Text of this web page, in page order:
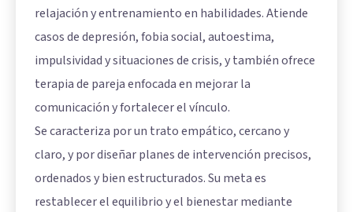
relajación y entrenamiento en habilidades. Atiende
casos de depresión, fobia social, autoestima,
impulsividad y situaciones de crisis, y también ofrece
terapia de pareja enfocada en mejorar la
comunicación y fortalecer el vínculo.
Se caracteriza por un trato empático, cercano y
claro, y por diseñar planes de intervención precisos,
ordenados y bien estructurados. Su meta es
restablecer el equilibrio y el bienestar mediante